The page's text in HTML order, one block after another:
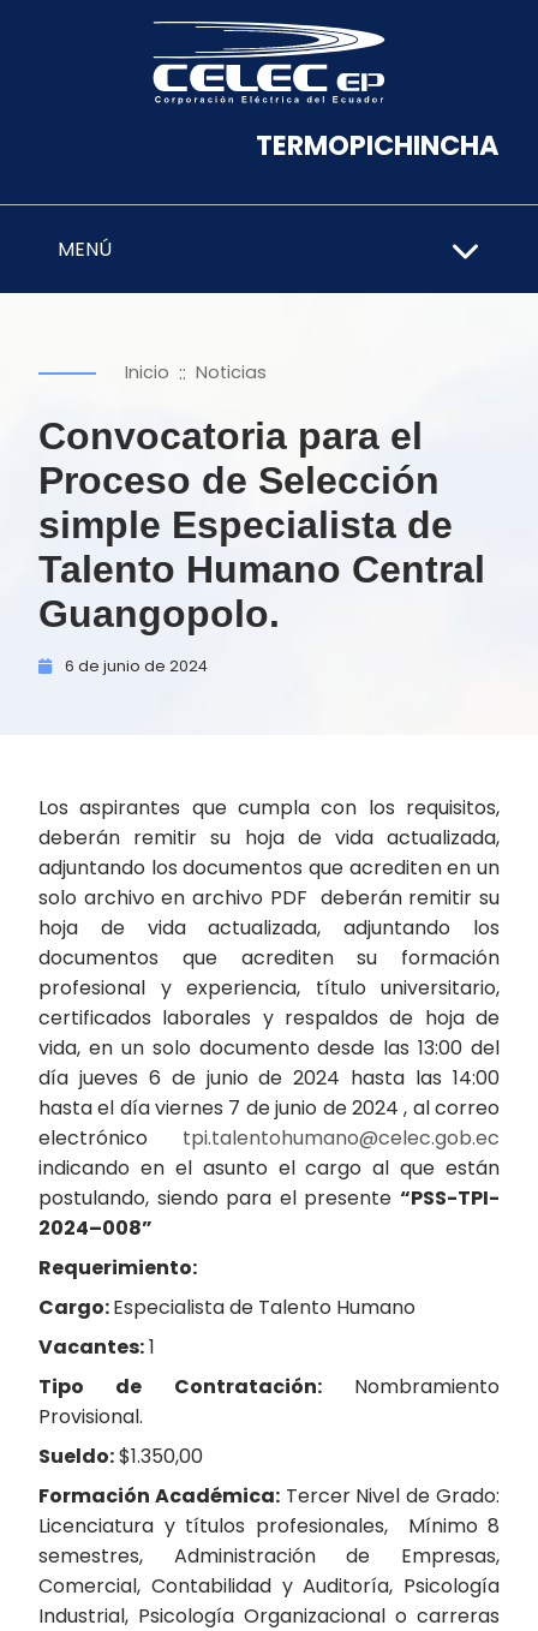
TERMOPICHINCHA
MENÚ
Inicio :: Noticias
Convocatoria para el
Proceso de Selección
simple Especialista de
Talento Humano Central
Guangopolo.
6 de junio de 2024
Los aspirantes que cumpla con los requisitos,
deberán remitir su hoja de vida actualizada,
adjuntando los documentos que acrediten en un
solo archivo en archivo PDF deberán remitir su
hoja de vida actualizada, adjuntando los
documentos que acrediten su formación
profesional y experiencia, título universitario,
certificados laborales y respaldos de hoja de
vida, en un solo documento desde las 13:00 del
día jueves 6 de junio de 2024 hasta las 14:00
hasta el día viernes 7 de junio de 2024 , al correo
electrónico tpi.talentohumano@celec.gob.ec
indicando en el asunto el cargo al que están
postulando, siendo para el presente “PSS-TPI-
2024–008”
Requerimiento:
Cargo:Especialista de Talento Humano
Vacantes:1
Tipo de Contratación:Nombramiento
Provisional.
Sueldo:$1.350,00
Formación Académica:Tercer Nivel de Grado:
Licenciatura y títulos profesionales, Mínimo 8
semestres, Administración de Empresas,
Comercial, Contabilidad y Auditoría, Psicología
Industrial, Psicología Organizacional o carreras